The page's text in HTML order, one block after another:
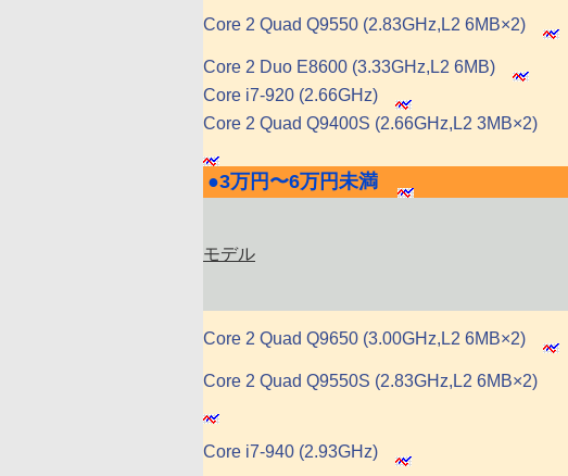
Core 2 Quad Q9550 (2.83GHz,L2 6MB×2)
Core 2 Duo E8600 (3.33GHz,L2 6MB)
Core i7-920 (2.66GHz)
Core 2 Quad Q9400S (2.66GHz,L2 3MB×2)
●3万円〜6万円未満
モデル
Core 2 Quad Q9650 (3.00GHz,L2 6MB×2)
Core 2 Quad Q9550S (2.83GHz,L2 6MB×2)
Core i7-940 (2.93GHz)